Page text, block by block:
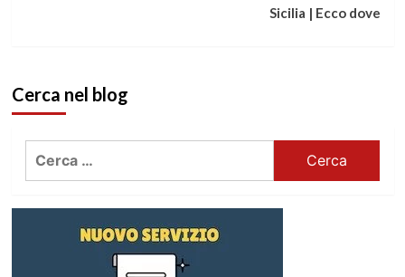
Sicilia | Ecco dove
Cerca nel blog